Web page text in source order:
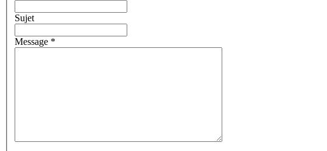
Sujet
Message *